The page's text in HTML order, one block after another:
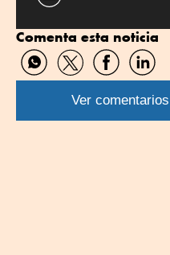
Comenta esta noticia
Compartir
por
WhatsApp
Compartir
por
Twitter
Compartir
por
Facebook
por
Ver comentarios